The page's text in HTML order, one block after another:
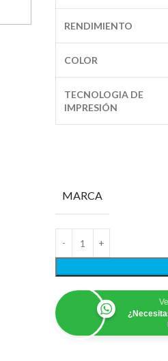
RENDIMIENTO
COLOR
TECNOLOGIA DE
IMPRESIÓN
MARCA